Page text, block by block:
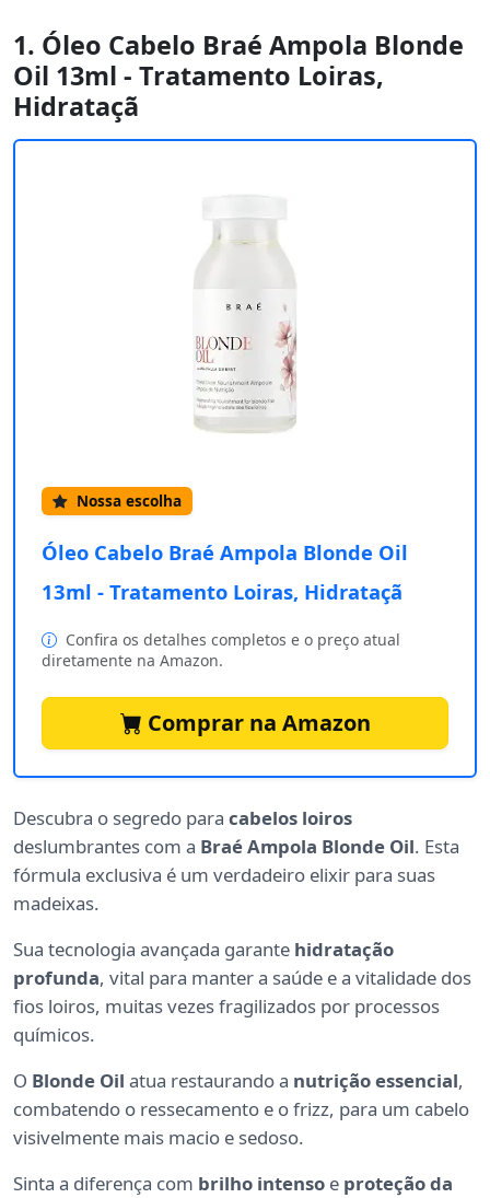
1. Óleo Cabelo Braé Ampola Blonde
Oil 13ml - Tratamento Loiras,
Hidrataçã
Nossa escolha
Óleo Cabelo Braé Ampola Blonde Oil
13ml - Tratamento Loiras, Hidrataçã
Confira os detalhes completos e o preço atual
diretamente na Amazon.
Comprar na Amazon
Descubra o segredo para cabelos loiros
deslumbrantes com a Braé Ampola Blonde Oil. Esta
fórmula exclusiva é um verdadeiro elixir para suas
madeixas.
Sua tecnologia avançada garante hidratação
profunda, vital para manter a saúde e a vitalidade dos
fios loiros, muitas vezes fragilizados por processos
químicos.
O Blonde Oil atua restaurando a nutrição essencial,
combatendo o ressecamento e o frizz, para um cabelo
visivelmente mais macio e sedoso.
Sinta a diferença com brilho intenso e proteção da